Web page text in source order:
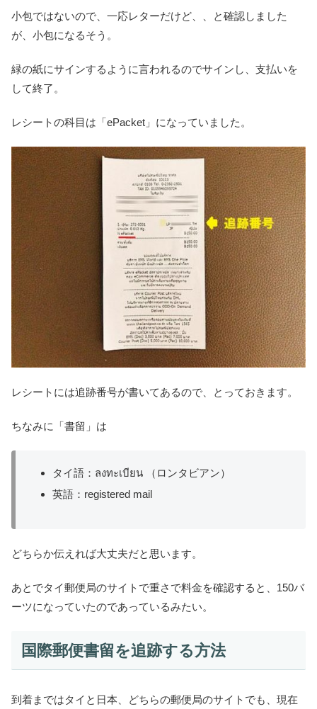
小包ではないので、一応レターだけど、、と確認しました
が、小包になるそう。
緑の紙にサインするように言われるのでサインし、支払いを
して終了。
レシートの科目は「ePacket」になっていました。
レシートには追跡番号が書いてあるので、とっておきます。
ちなみに「書留」は
タイ語：ลงทะเบียน （ロンタビアン）
英語：registered mail
どちらか伝えれば大丈夫だと思います。
あとでタイ郵便局のサイトで重さで料金を確認すると、150バ
ーツになっていたのであっているみたい。
国際郵便書留を追跡する方法
到着まではタイと日本、どちらの郵便局のサイトでも、現在